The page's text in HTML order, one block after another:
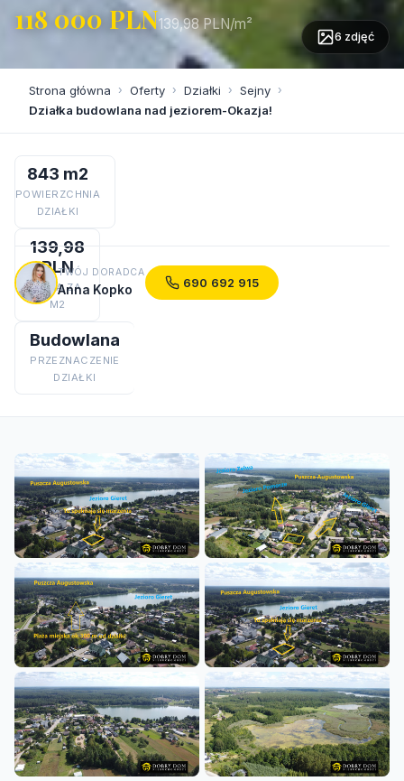
118 000 PLN139,98 PLN/m²
6 zdjęć
Strona główna › Oferty › Działki › Sejny ›
Działka budowlana nad jeziorem-Okazja!
843 m2
POWIERZCHNIA
DZIAŁKI
139,98
PLN
CENA ZA
M2
Budowlana
PRZEZNACZENIE
DZIAŁKI
TWÓJ DORADCA
Anna Kopko 690 692 915